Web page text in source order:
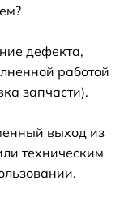
дефекта,
работой
запчасти).
выход из
техническим